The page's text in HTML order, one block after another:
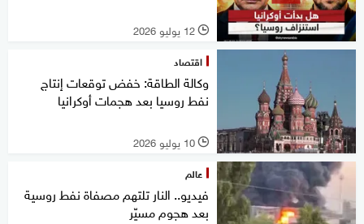
l 12 يوليو 2026
اقتصاد
وكالة الطاقة: خفض توقعات إنتاج
نفط روسيا بعد هجمات أوكرانيا
l 10 يوليو 2026
عالم
فيديو.. النار تلتهم مصفاة نفط روسية
بعد هجوم مسيّر